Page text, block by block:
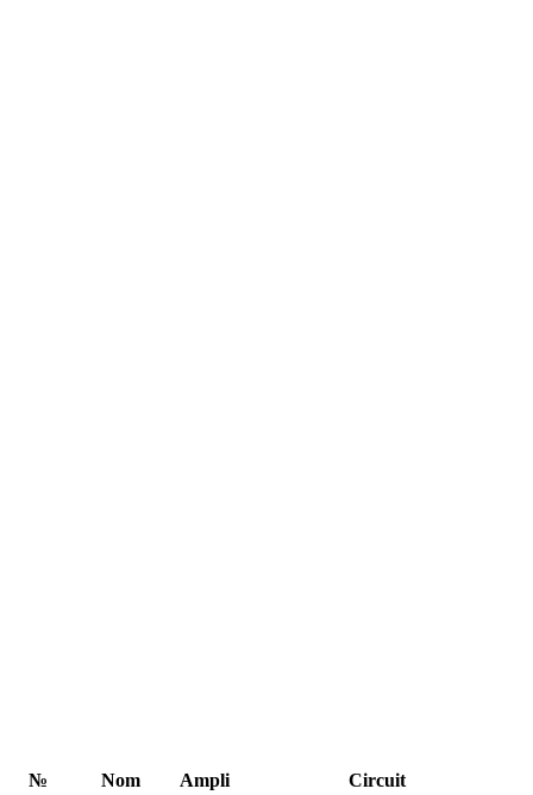
№ Nom Ampli Circuit